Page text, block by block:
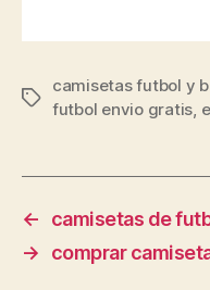
Etiquetas
camisetas futbol y
futbol envio gratis,
←
camisetas de
→
comprar